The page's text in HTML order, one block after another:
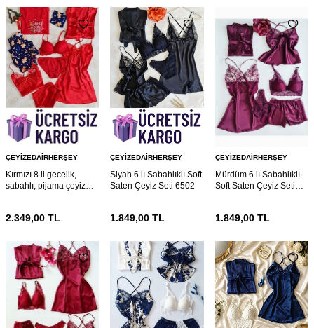
ÇEYIZEDAIRHERŞEY
Kırmızı 8 li gecelik,
sabahlı, pijama çeyiz
2.349,00 TL
ÇEYIZEDAIRHERŞEY
Siyah 6 lı Sabahlıklı Soft
Saten Çeyiz Seti 6502
1.849,00 TL
ÇEYIZEDAIRHERŞEY
Mürdüm 6 lı Sabahlıklı
Soft Saten Çeyiz Seti
1.849,00TL